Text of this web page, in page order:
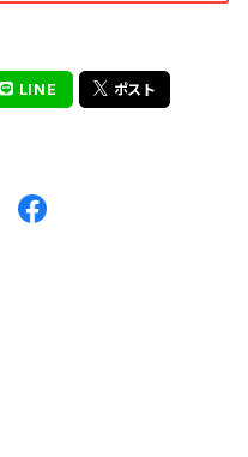
LINE ポスト